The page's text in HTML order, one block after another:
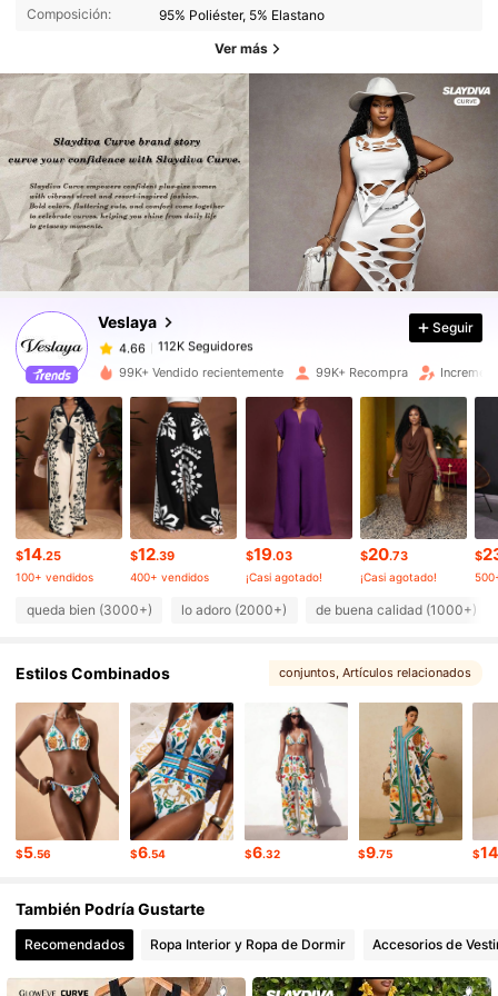
Composición: 95% Poliéster, 5% Elastano
Ver más
Veslaya
4.66 112K Seguidores
4.66 112K Seguidores
4.66
112K Seguidores
b***r
pagóHace 4 horas
4.66 112K Seguidores
4.66 112K Seguidores
4.66 112K Seguidores
4.66 112K Seguidores
4.66 112K Seguidores
4.66 112K Seguidores
4.66 112K Seguidores
Seguir
99K+ Vendido recientemente 99K+ Recompra
$14.25
100+ vendidos
$12.39
400+ vendidos
$19.03
¡Casi agotado!
$20.73
¡Casi agotado!
$
queda bien (3000+) lo adoro (2000+) de buena calidad (1000+)
Estilos Combinados conjuntos , Artículos relacionados
$5.56 $6.54 $6.32 $9.75 $14
También Podría Gustarte
Recomendados Ropa Interior y Ropa de Dormir Accesorios de